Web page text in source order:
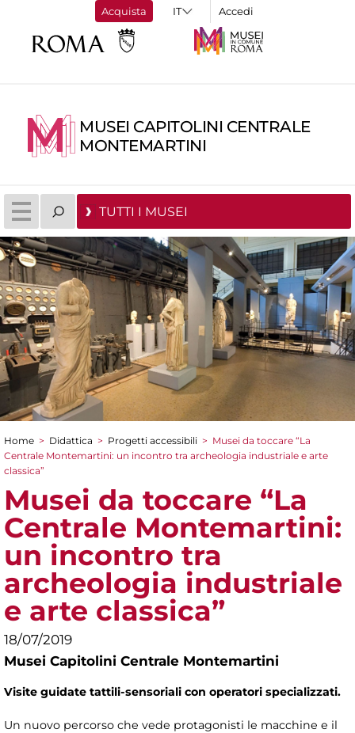
Acquista Accedi
MUSEI CAPITOLINI CENTRALE
MONTEMARTINI
TUTTI I MUSEI
Tu sei qui
Home > Didattica > Progetti accessibili > Musei da toccare “La
Centrale Montemartini: un incontro tra archeologia industriale e arte
classica”
Musei da toccare “La
Centrale Montemartini:
un incontro tra
archeologia industriale
e arte classica”
18/07/2019
Musei Capitolini Centrale Montemartini
Visite guidate tattili-sensoriali con operatori specializzati.
Un nuovo percorso che vede protagonisti le macchine e il